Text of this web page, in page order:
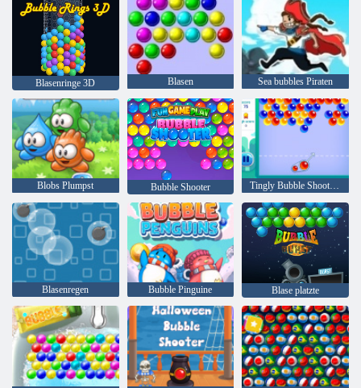
Blasenringe 3D Blasen Sea bubbles Piraten
Blobs Plumpst Bubble Shooter Tingly Bubble Shooter kaufen
Blasenregen Bubble Pinguine Blase platzte